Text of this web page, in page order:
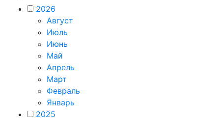
2026
Август
Июль
Июнь
Май
Апрель
Март
Февраль
Январь
2025